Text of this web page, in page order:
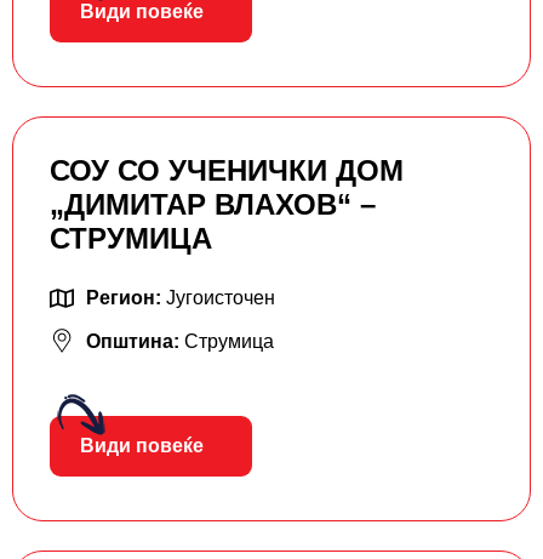
Види повеќе
СОУ СО УЧЕНИЧКИ ДОМ
„ДИМИТАР ВЛАХОВ“ –
СТРУМИЦА
Регион: Југоисточен
Општина: Струмица
Види повеќе